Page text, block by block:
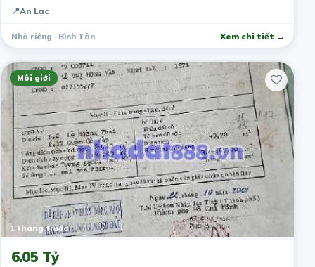
📍An Lạc
Nhà riêng · Bình Tân Xem chi tiết →
Môi giới
1 tháng trước
6.05 Tỷ